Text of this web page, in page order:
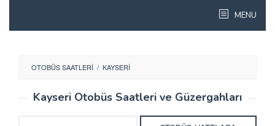
content
MENU
OTOBÜS SAATLERI / KAYSERI
Kayseri Otobüs Saatleri ve Güzergahları